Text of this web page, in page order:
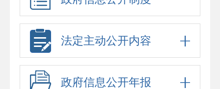
法定主动公开内容
政府信息公开年报